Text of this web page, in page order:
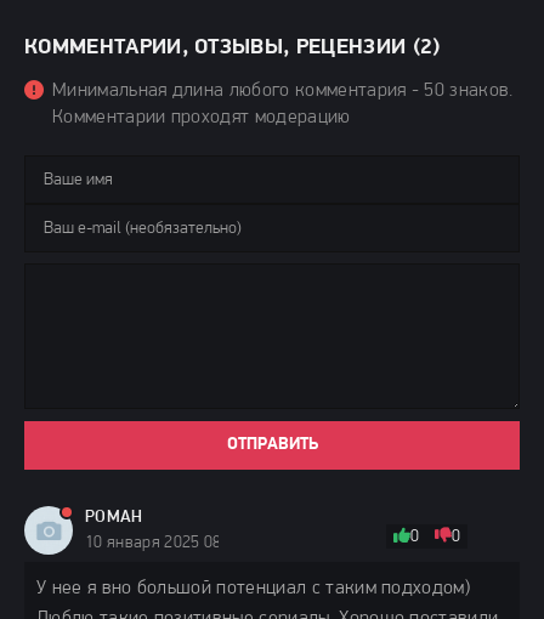
КОММЕНТАРИИ, ОТЗЫВЫ, РЕЦЕНЗИИ (2)
Минимальная длина любого комментария - 50 знаков.
Комментарии проходят модерацию
ОТПРАВИТЬ
РОМАН
10 января 2025 08:26
0 0
У нее я вно большой потенциал с таким подходом)